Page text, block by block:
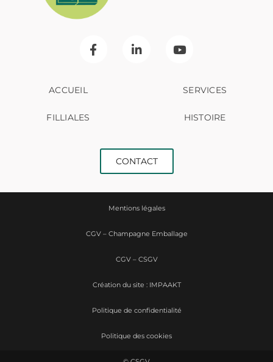
ACCUEIL SERVICES
FILLIALES HISTOIRE
CONTACT
Mentions légales
CGV – Champagne Emballage
CGV – CSGV
Politique de confidentialité
Politique des cookies
Création du site : IMPAAKT